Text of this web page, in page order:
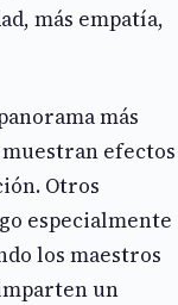
más empatía,
más
efectos
Otros
especialmente
los maestros
un